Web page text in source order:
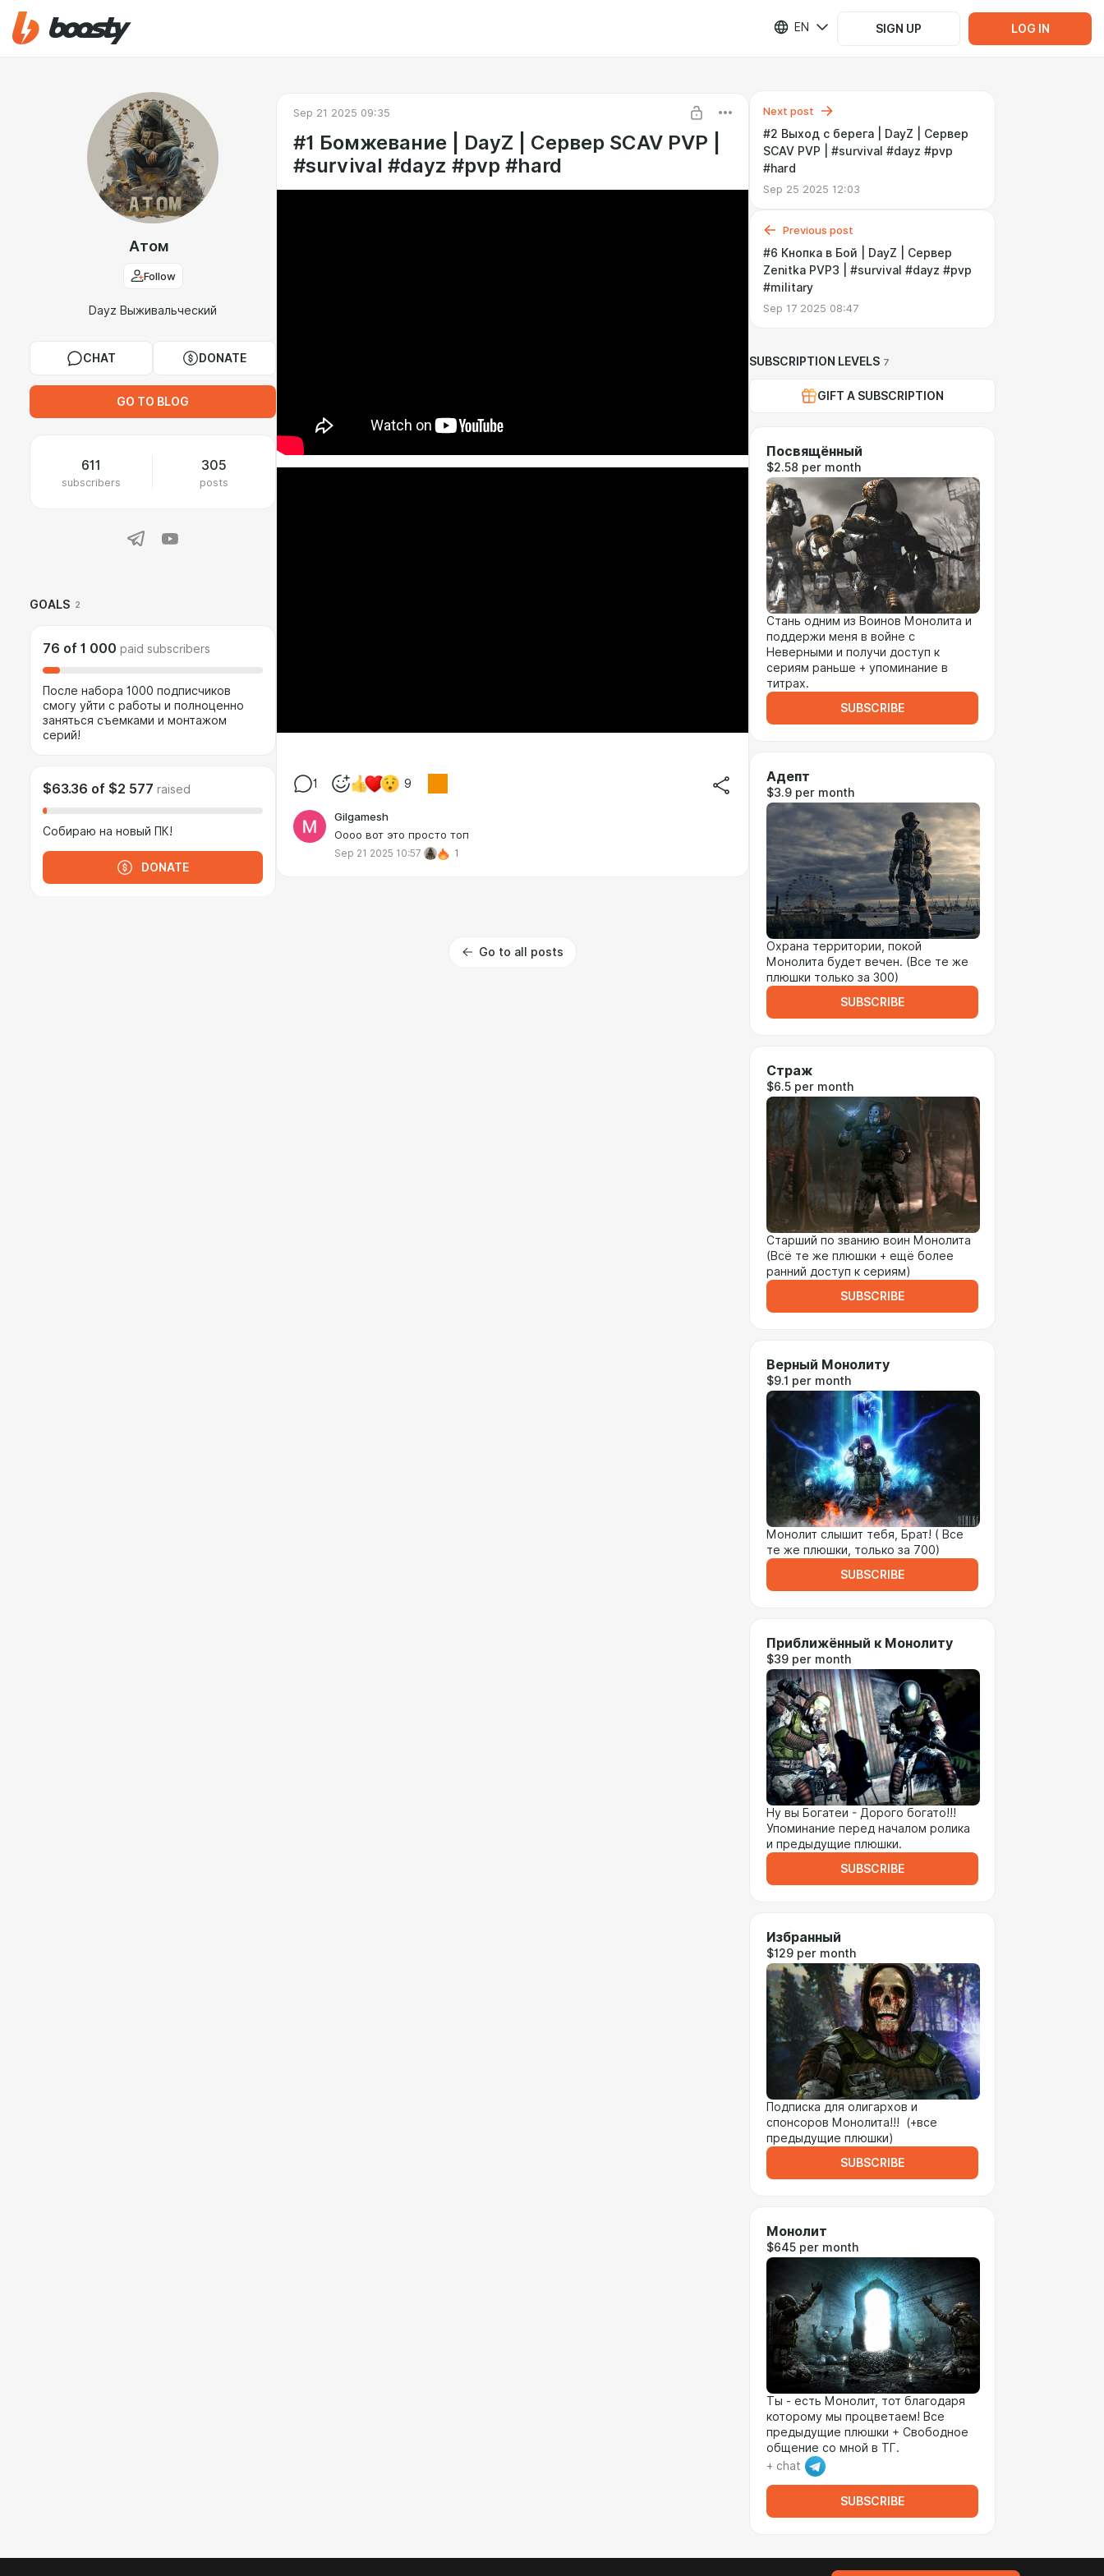
EN SIGN UP LOG IN
Атом
Follow
Dayz Выживальческий
CHAT DONATE
GO TO BLOG
611
subscribers
305
posts
GOALS 2
76 of 1 000 paid subscribers
После набора 1000 подписчиков
смогу уйти с работы и полноценно
заняться съемками и монтажом
серий!
$63.36 of $2 577 raised
Собираю на новый ПК!
DONATE
Sep 21 2025 09:35
#1 Бомжевание | DayZ | Сервер SCAV PVP |
#survival #dayz #pvp #hard
1 9
Gilgamesh
Оооо вот это просто топ
Sep 21 2025 10:57 1
Go to all posts
Next post
#2 Выход с берега | DayZ | Сервер
SCAV PVP | #survival #dayz #pvp
#hard
Sep 25 2025 12:03
Previous post
#6 Кнопка в Бой | DayZ | Сервер
Zenitka PVP3 | #survival #dayz #pvp
#military
Sep 17 2025 08:47
SUBSCRIPTION LEVELS 7
GIFT A SUBSCRIPTION
Посвящённый
$2.58 per month
Стань одним из Воинов Монолита и
поддержи меня в войне с
Неверными и получи доступ к
сериям раньше + упоминание в
титрах.
SUBSCRIBE
Адепт
$3.9 per month
Охрана территории, покой
Монолита будет вечен. (Все те же
плюшки только за 300)
SUBSCRIBE
Страж
$6.5 per month
Старший по званию воин Монолита
(Всё те же плюшки + ещё более
ранний доступ к сериям)
SUBSCRIBE
Верный Монолиту
$9.1 per month
Монолит слышит тебя, Брат! ( Все
те же плюшки, только за 700)
SUBSCRIBE
Приближённый к Монолиту
$39 per month
Ну вы Богатеи - Дорого богато!!!
Упоминание перед началом ролика
и предыдущие плюшки.
SUBSCRIBE
Избранный
$129 per month
Подписка для олигархов и
спонсоров Монолита!!! (+все
предыдущие плюшки)
SUBSCRIBE
Монолит
$645 per month
Ты - есть Монолит, тот благодаря
которому мы процветаем! Все
предыдущие плюшки + Свободное
общение со мной в ТГ.
+ chat
SUBSCRIBE